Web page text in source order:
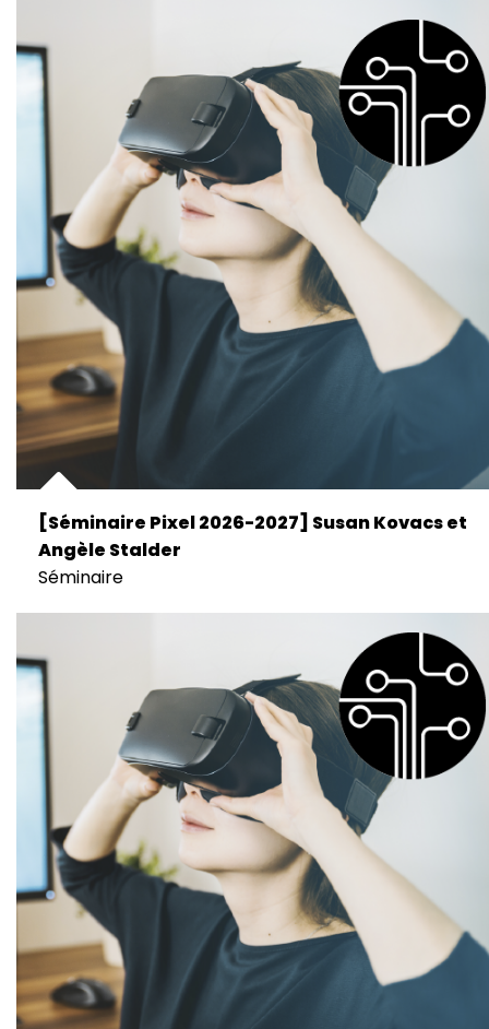
[Séminaire Pixel 2026-2027] Susan Kovacs et
Angèle Stalder
Séminaire